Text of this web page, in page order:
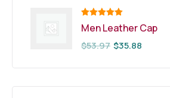
Note
5.00
sur 5
Men Leather Cap
$53.97 $35.88